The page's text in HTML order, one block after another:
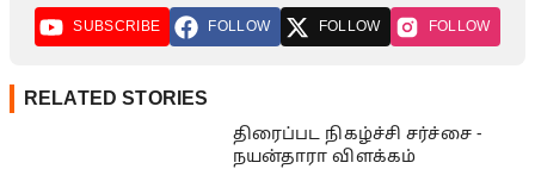
SUBSCRIBE FOLLOW FOLLOW FOLLOW
RELATED STORIES
திரைப்பட நிகழ்ச்சி சர்ச்சை -
நயன்தாரா விளக்கம்